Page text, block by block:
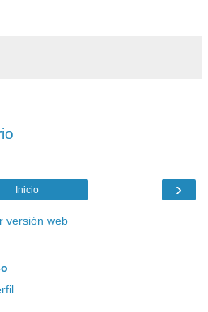
›
Inicio
versión web